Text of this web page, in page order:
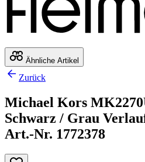
Ähnliche Artikel
Zurück
Michael Kors
Schwarz / Grau
Art.-Nr. 1772378